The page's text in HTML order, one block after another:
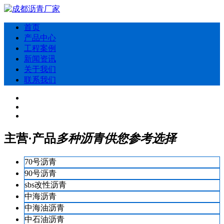
首页
产品中心
工程案例
新闻资讯
关于我们
联系我们
主营·产品多种沥青供您参考选择
70号沥青
90号沥青
sbs改性沥青
中海沥青
中海油沥青
中石油沥青